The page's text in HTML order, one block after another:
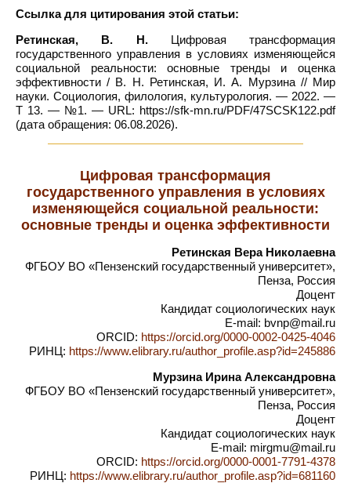
Ссылка для цитирования этой статьи:
Ретинская, В. Н.Цифровая трансформация
государственного управления в условиях изменяющейся
социальной реальности: основные тренды и оценка
эффективности / В. Н. Ретинская, И. А. Мурзина // Мир
науки. Социология, филология, культурология. — 2022. —
Т 13. — №1. — URL: https://sfk-mn.ru/PDF/47SCSK122.pdf
(дата обращения: 06.08.2026).
Цифровая трансформация
государственного управления в условиях
изменяющейся социальной реальности:
основные тренды и оценка эффективности
Ретинская Вера Николаевна
ФГБОУ ВО «Пензенский государственный университет»,
Пенза, Россия
Доцент
Кандидат социологических наук
E-mail: bvnp@mail.ru
ORCID: https://orcid.org/0000-0002-0425-4046
РИНЦ: https://www.elibrary.ru/author_profile.asp?id=245886
Мурзина Ирина Александровна
ФГБОУ ВО «Пензенский государственный университет»,
Пенза, Россия
Доцент
Кандидат социологических наук
E-mail: mirgmu@mail.ru
ORCID: https://orcid.org/0000-0001-7791-4378
РИНЦ: https://www.elibrary.ru/author_profile.asp?id=681160